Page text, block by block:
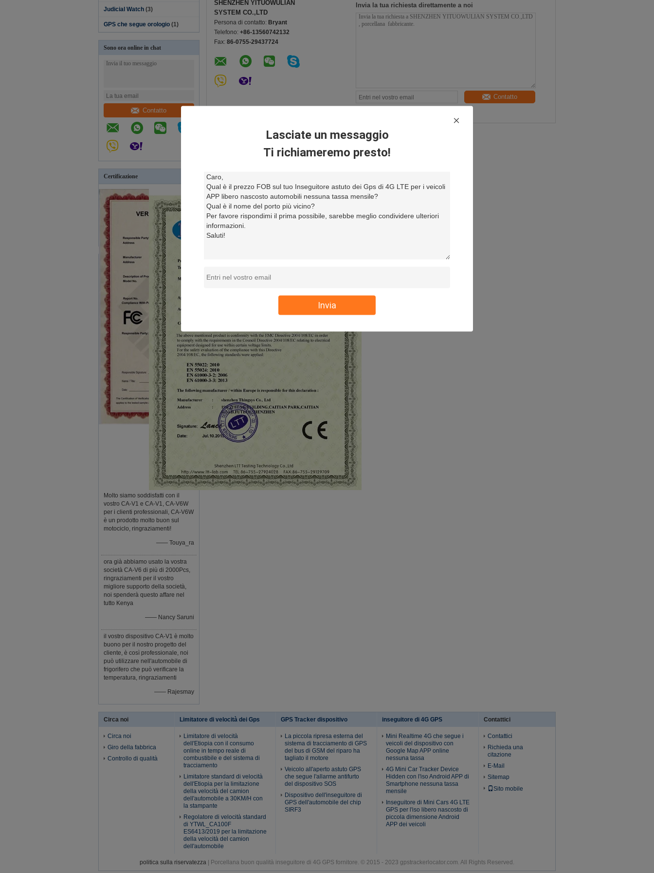
Lasciate un messaggio
Ti richiameremo presto!
Invia
Judicial Watch (3)
GPS che segue orologio (1)
Sono ora online in chat
Contatto
Certificazione
Molto siamo soddisfatti con il
vostro CA-V1 e CA-V1, CA-V6W
per i clienti professionali, CA-V6W
è un prodotto molto buon sul
motociclo, ringraziamenti!
—— Touya_ra
ora già abbiamo usato la vostra
società CA-V6 di più di 2000Pcs,
ringraziamenti per il vostro
migliore supporto della società,
noi spenderà questo affare nel
tutto Kenya
—— Nancy Saruni
il vostro dispositivo CA-V1 è molto
buono per il nostro progetto del
cliente, è così professionale, noi
può utilizzare nell'automobile di
frigorifero che può verificare la
temperatura, ringraziamenti
—— Rajesmay
SHENZHEN YITUOWULIAN
SYSTEM CO.,LTD
Persona di contatto: Bryant
Telefono: +86-13560742132
Fax: 86-0755-29437724
Invia la tua richiesta direttamente a noi
Contatto
Circa noi
Circa noi
Giro della fabbrica
Controllo di qualità
Limitatore di velocità dei Gps
Limitatore di velocità
dell'Etiopia con il consumo
online in tempo reale di
combustibile e del sistema di
tracciamento
Limitatore standard di velocità
dell'Etiopia per la limitazione
della velocità del camion
dell'automobile a 30KM/H con
la stampante
Regolatore di velocità standard
di YTWL_CA100F
ES6413/2019 per la limitazione
della velocità del camion
dell'automobile
GPS Tracker dispositivo
La piccola ripresa esterna del
sistema di tracciamento di GPS
del bus di GSM del riparo ha
tagliato il motore
Veicolo all'aperto astuto GPS
che segue l'allarme antifurto
del dispositivo SOS
Dispositivo dell'inseguitore di
GPS dell'automobile del chip
SIRF3
inseguitore di 4G GPS
Mini Realtime 4G che segue i
veicoli del dispositivo con
Google Map APP online
nessuna tassa
4G Mini Car Tracker Device
Hidden con l'iso Android APP di
Smartphone nessuna tassa
mensile
Inseguitore di Mini Cars 4G LTE
GPS per l'iso libero nascosto di
piccola dimensione Android
APP dei veicoli
Contattici
Contattici
Richieda una
citazione
E-Mail
Sitemap
Sito mobile
politica sulla riservatezza | Porcellana buon qualità inseguitore di 4G GPS fornitore. © 2015 - 2023 gpstrackerlocator.com. All Rights Reserved.